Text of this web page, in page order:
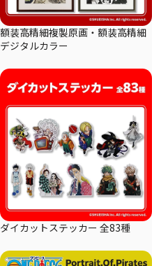
額装高精細複製原画・額装高精細
デジタルカラー
ダイカットステッカー 全83種